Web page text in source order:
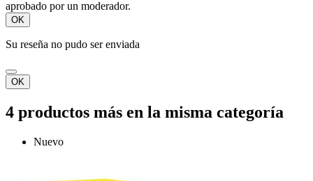
aprobado por un moderador.
OK
Su reseña no pudo ser enviada
OK
4 productos más en la misma categoría
Nuevo